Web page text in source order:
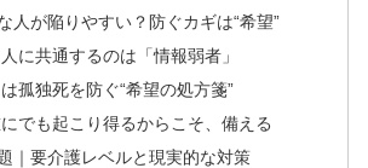
人が陥りやすい？防ぐカギは“希望”
に共通するのは「情報弱者」
は孤独死を防ぐ“希望の処方箋”
でも起こり得るからこそ、備える
｜要介護レベルと現実的な対策